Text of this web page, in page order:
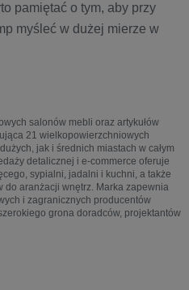
pamiętać o tym, aby przy
myśleć w dużej mierze w
salonów mebli oraz artykułów
21 wielkopowierzchniowych
jak i średnich miastach w całym
detalicznej i e-commerce oferuje
sypialni, jadalni i kuchni, a także
do aranżacji wnętrz. Marka zapewnia
i zagranicznych producentów
grona doradców, projektantów